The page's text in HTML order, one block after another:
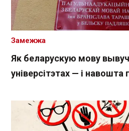
Як беларускую мову
універсітэтах — і навошта
Замежжа